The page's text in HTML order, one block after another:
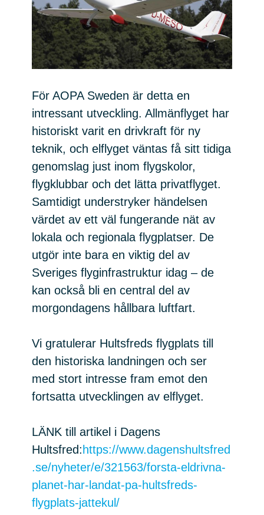
För AOPA Sweden är detta en
intressant utveckling. Allmänflyget har
historiskt varit en drivkraft för ny
teknik, och elflyget väntas få sitt tidiga
genomslag just inom flygskolor,
flygklubbar och det lätta privatflyget.
Samtidigt understryker händelsen
värdet av ett väl fungerande nät av
lokala och regionala flygplatser. De
utgör inte bara en viktig del av
Sveriges flyginfrastruktur idag – de
kan också bli en central del av
morgondagens hållbara luftfart.
Vi gratulerar Hultsfreds flygplats till
den historiska landningen och ser
med stort intresse fram emot den
fortsatta utvecklingen av elflyget.
LÄNK till artikel i Dagens
Hultsfred:https://www.dagenshultsfred
.se/nyheter/e/321563/forsta-eldrivna-
planet-har-landat-pa-hultsfreds-
flygplats-jattekul/